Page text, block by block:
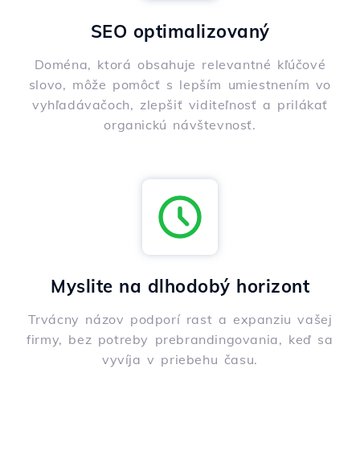
SEO optimalizovaný
Doména, ktorá obsahuje relevantné kľúčové
slovo, môže pomôcť s lepším umiestnením vo
vyhľadávačoch, zlepšiť viditeľnosť a prilákať
organickú návštevnosť.
Myslite na dlhodobý horizont
Trvácny názov podporí rast a expanziu vašej
firmy, bez potreby prebrandingovania, keď sa
vyvíja v priebehu času.